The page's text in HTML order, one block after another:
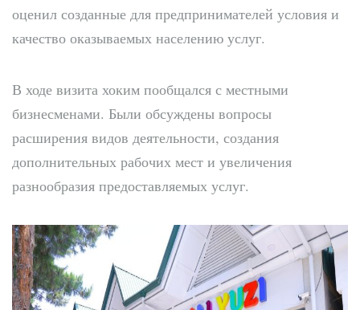
оценил созданные для предпринимателей условия и
качество оказываемых населению услуг.
В ходе визита хоким пообщался с местными
бизнесменами. Были обсуждены вопросы
расширения видов деятельности, создания
дополнительных рабочих мест и увеличения
разнообразия предоставляемых услуг.